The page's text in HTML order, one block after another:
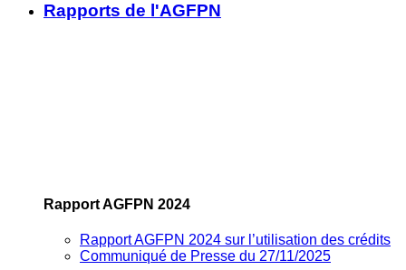
Rapports de l'AGFPN
Rapport AGFPN 2024
Rapport AGFPN 2024 sur l’utilisation des crédits
Communiqué de Presse du 27/11/2025